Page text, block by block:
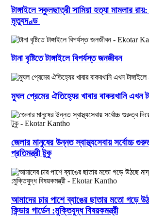
টাঙ্গাইলে স্কুলছাত্রী সামিয়া হত্যা মামলার
মৃত্যুদণ্ড
টানা বৃষ্টিতে টাঙ্গাইলে বিপর্যস্ত জনজীবন
মুঘল প্রেমের ঐতিহ্যের খাবার বাকরখানি এখন
জেলার মানুষের উন্নত স্বাস্থ্যসেবায় সর্বোচ্চ
প্রতিমন্ত্রী টুকু
আমাদের চার পাশে ব্যাঙের ছাতার মতো গড়ে
কিন্ডার গার্ডেন :মুক্তিযুদ্ধ বিষয়কমন্ত্রী